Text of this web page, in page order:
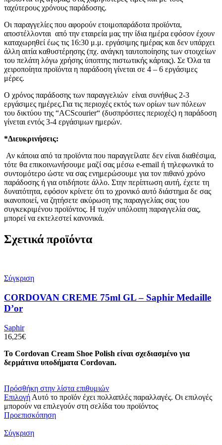
ταχύτερους χρόνους παράδοσης.
Οι παραγγελίες που αφορούν ετοιμοπαράδοτα προϊόντα,
αποστέλλονται από την εταιρεία μας την ίδια ημέρα εφόσον έχουν
καταχωρηθεί έως τις 16:30 μ.μ. εργάσιμης ημέρας και δεν υπάρχει
άλλη αιτία καθυστέρησης (πχ. ανάγκη ταυτοποίησης των στοιχείων
του πελάτη λόγω χρήσης ύποπτης πιστωτικής κάρτας). Σε Όλα τα
χειροποίητα προϊόντα η παράδοση γίνεται σε 4 – 6 εργάσιμες
μέρες.
Ο χρόνος παράδοσης των παραγγελιών είναι συνήθως 2-3
εργάσιμες ημέρες.Για τις περιοχές εκτός των ορίων των πόλεων
του δικτύου της “ACScourier“ (δυσπρόσιτες περιοχές) η παράδοση
γίνεται εντός 3-4 εργάσιμων ημερών.
*Διευκρινήσεις:
Αν κάποια από τα προϊόντα που παραγγείλατε δεν είναι διαθέσιμα,
τότε θα επικοινωνήσουμε μαζί σας μέσω e-email ή τηλεφωνικά το
συντομότερο ώστε να σας ενημερώσουμε για τον πιθανό χρόνο
παράδοσης ή για οτιδήποτε άλλο. Στην περίπτωση αυτή, έχετε τη
δυνατότητα, εφόσον κρίνετε ότι το χρονικό αυτό διάστημα δε σας
ικανοποιεί, να ζητήσετε ακύρωση της παραγγελίας σας του
συγκεκριμένου προϊόντος. Η τυχόν υπόλοιπη παραγγελία σας,
μπορεί να εκτελεστεί κανονικά.
Σχετικά προϊόντα
Σύγκριση
CORDOVAN CREME 75ml GL – Saphir Medaille
D’or
Saphir
16,25€
Το Cordovan Cream Shoe Polish είναι σχεδιασμένο για
δερμάτινα υποδήματα Cordovan.
Πρόσθήκη στην λίστα επιθυμιών
Επιλογή Αυτό το προϊόν έχει πολλαπλές παραλλαγές. Οι επιλογές
μπορούν να επιλεγούν στη σελίδα του προϊόντος
Προεπισκόπηση
Σύγκριση